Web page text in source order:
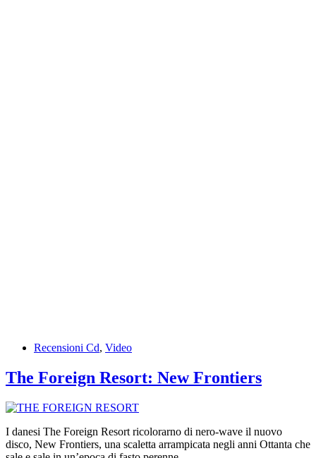
Recensioni Cd, Video
The Foreign Resort: New Frontiers
I danesi The Foreign Resort ricolorarno di nero-wave il nuovo
disco, New Frontiers, una scaletta arrampicata negli anni Ottanta che